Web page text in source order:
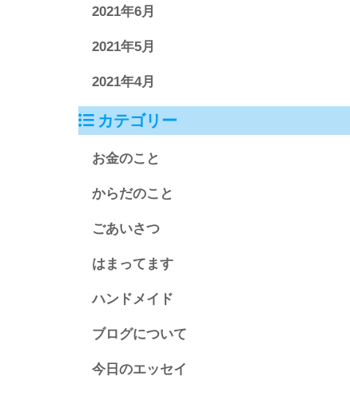
2021年6月
2021年5月
2021年4月
カテゴリー
お金のこと
からだのこと
ごあいさつ
はまってます
ハンドメイド
ブログについて
今日のエッセイ